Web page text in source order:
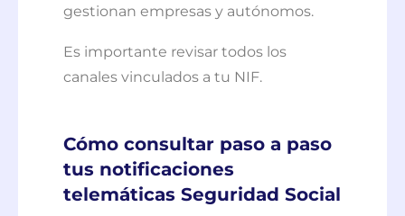
gestionan empresas y autónomos.
Es importante revisar todos los
canales vinculados a tu NIF.
Cómo consultar paso a paso
tus notificaciones
telemáticas Seguridad Social